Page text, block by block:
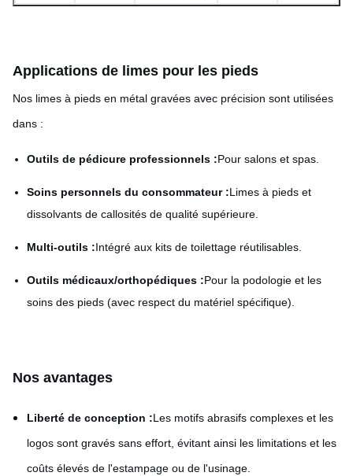
Applications de limes pour les pieds
Nos limes à pieds en métal gravées avec précision sont utilisées
dans :
Outils de pédicure professionnels :Pour salons et spas.
Soins personnels du consommateur :Limes à pieds et
dissolvants de callosités de qualité supérieure.
Multi-outils :Intégré aux kits de toilettage réutilisables.
Outils médicaux/orthopédiques :Pour la podologie et les
soins des pieds (avec respect du matériel spécifique).
Nos avantages
Liberté de conception :Les motifs abrasifs complexes et les
logos sont gravés sans effort, évitant ainsi les limitations et les
coûts élevés de l'estampage ou de l'usinage.